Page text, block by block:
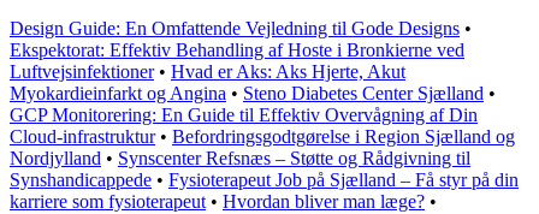
Design Guide: En Omfattende Vejledning til Gode Designs •
Ekspektorat: Effektiv Behandling af Hoste i Bronkierne ved
Luftvejsinfektioner• Hvad er Aks: Aks Hjerte, Akut
Myokardieinfarkt og Angina • Steno Diabetes Center Sjælland •
GCP Monitorering: En Guide til Effektiv Overvågning af Din
Cloud-infrastruktur• Befordringsgodtgørelse i Region Sjælland og
Nordjylland • Synscenter Refsnæs – Støtte og Rådgivning til
Synshandicappede • Fysioterapeut Job på Sjælland – Få styr på din
karriere som fysioterapeut • Hvordan bliver man læge? •